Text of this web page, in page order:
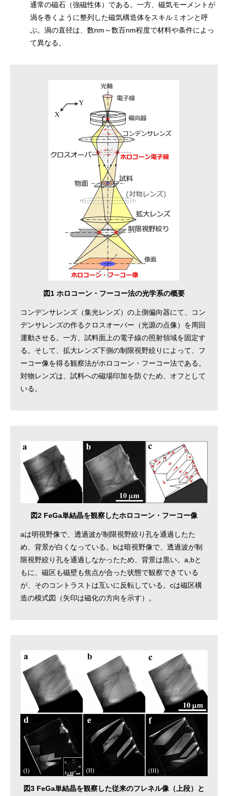
通常の磁石（強磁性体）である。一方、磁気モーメントが
渦を巻くように整列した磁気構造体をスキルミオンと呼
ぶ。渦の直径は、数nm～数百nm程度で材料や条件によっ
て異なる。
図1 ホロコーン・フーコー法の光学系の概要
コンデンサレンズ（集光レンズ）の上側偏向器にて、コン
デンサレンズの作るクロスオーバー（光源の点像）を周回
運動させる。一方、試料面上の電子線の照射領域を固定す
る。そして、拡大レンズ下側の制限視野絞りによって、フ
ーコー像を得る観察法がホロコーン・フーコー法である。
対物レンズは、試料への磁場印加を防ぐため、オフとして
いる。
図2 FeGa単結晶を観察したホロコーン・フーコー像
aは明視野像で、透過波が制限視野絞り孔を通過したた
め、背景が白くなっている。bは暗視野像で、透過波が制
限視野絞り孔を通過しなかったため、背景は黒い。a,bと
もに、磁区も磁壁も焦点が合った状態で観察できている
が、そのコントラストは互いに反転している。cは磁区構
造の模式図（矢印は磁化の方向を示す）。
図3 FeGa単結晶を観察した従来のフレネル像（上段）と